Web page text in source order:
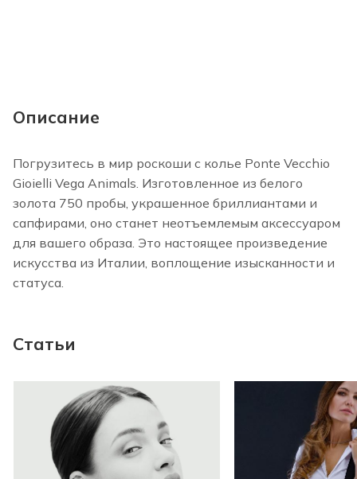
Описание
Погрузитесь в мир роскоши с колье Ponte Vecchio
Gioielli Vega Animals. Изготовленное из белого
золота 750 пробы, украшенное бриллиантами и
сапфирами, оно станет неотъемлемым аксессуаром
для вашего образа. Это настоящее произведение
искусства из Италии, воплощение изысканности и
статуса.
Статьи